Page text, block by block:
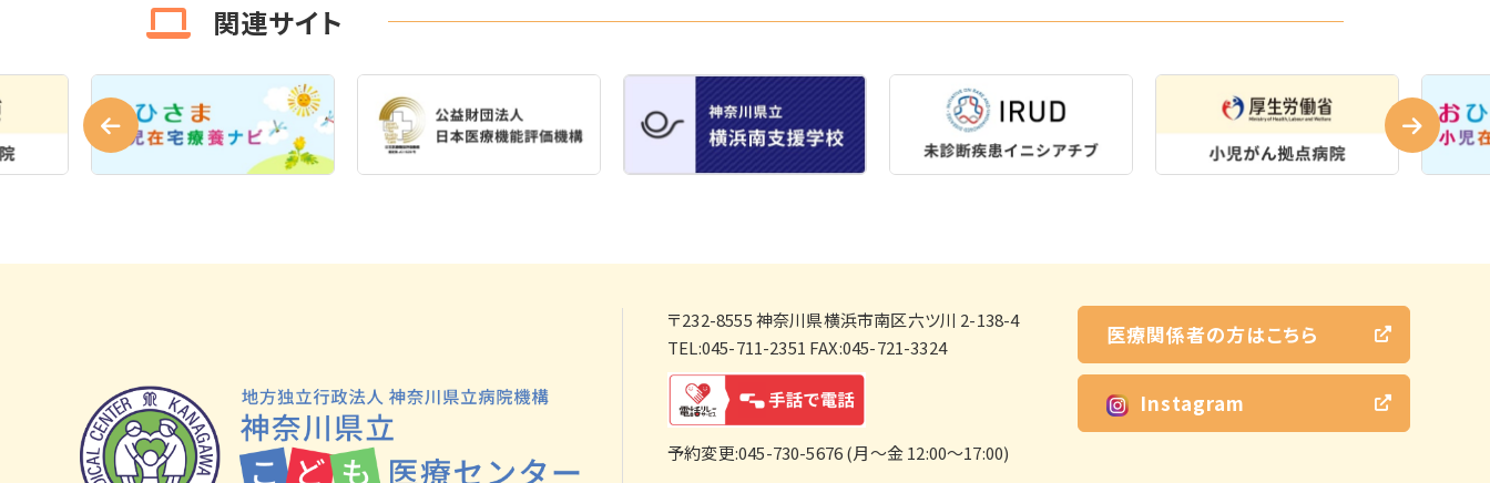
関連サイト
〒232-8555神奈川県横浜市南区六ツ川 2-138-4
TEL:045-711-2351 FAX:045-721-3324
予約変更:045-730-5676 (月～金 12:00～17:00)
医療関係者の方はこちら
Instagram